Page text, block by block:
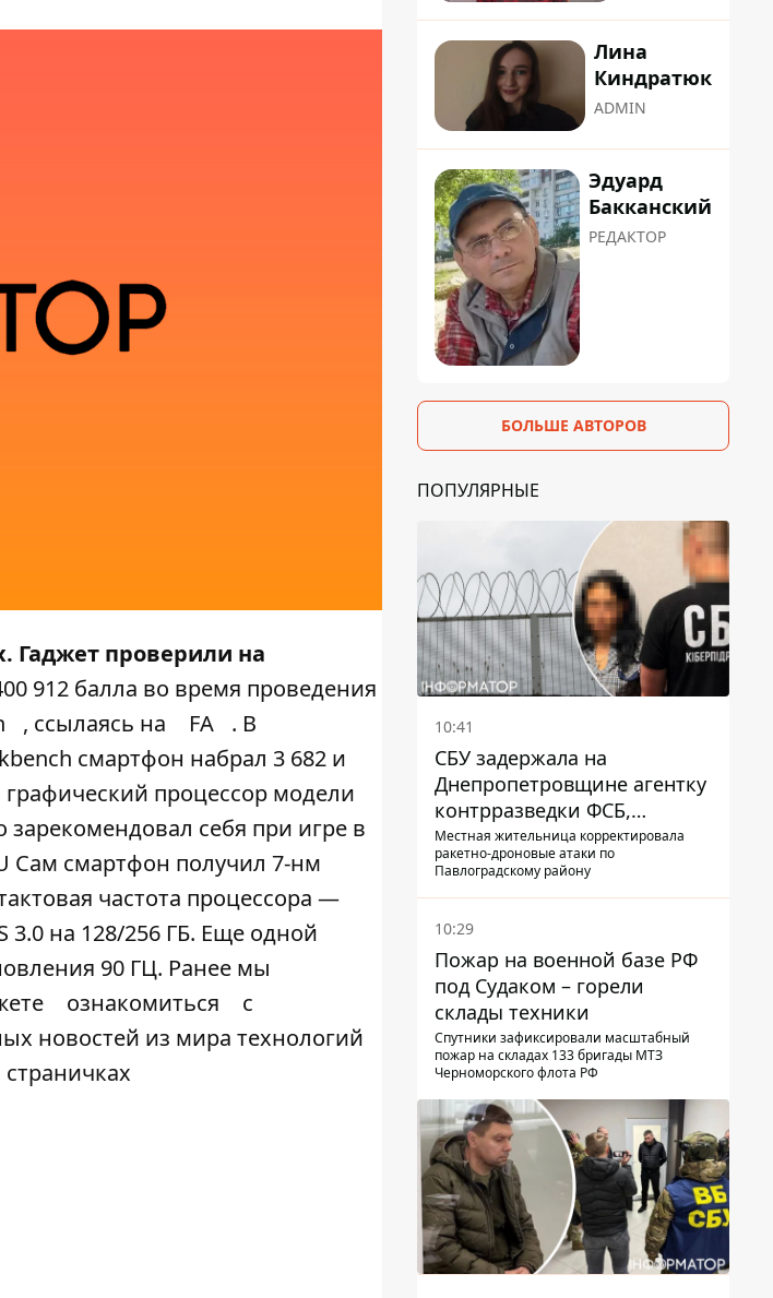
Гаджет проверили на
912 балла во время проведения
, ссылаясь на FA
. В
смартфон набрал 3 682 и
процессор модели
себя при игре в
Сам смартфон получил 7-нм
частота процессора —
3.0 на 128/256 ГБ. Еще одной
90 ГЦ. Ранее мы
ознакомиться
с
новостей из мира технологий
Лина
Киндратюк
ADMIN
Эдуард
Бакканский
РЕДАКТОР
БОЛЬШЕ АВТОРОВ
ПОПУЛЯРНЫЕ
10:41
СБУ задержала на
Днепропетровщине агентку
контрразведки ФСБ,
готовившую теракты –
шпионила за военными
Местная жительница корректировала
ракетно-дроновые атаки по
Павлоградскому району
10:29
Пожар на военной базе РФ
под Судаком – горели
склады техники
Спутники зафиксировали масштабный
пожар на складах 133 бригады МТЗ
Черноморского флота РФ